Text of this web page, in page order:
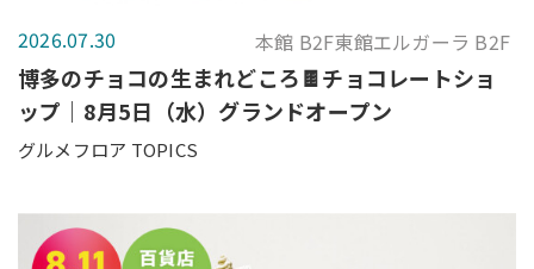
2026.07.30 本館 B2F東館エルガーラ B2F
博多のチョコの生まれどころ🍫チョコレートショ
ップ｜8月5日（水）グランドオープン
グルメフロア TOPICS